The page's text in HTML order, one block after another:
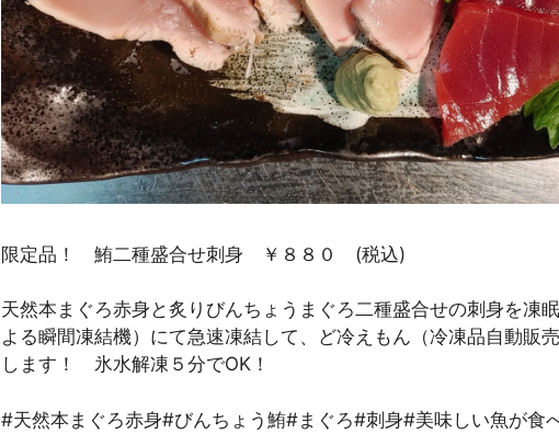
限定品！ 鮪二種盛合せ刺身 ￥８８０ (税込)
天然本まぐろ赤身と炙りびんちょうまぐろ二種盛合せの刺身を凍
よる瞬間凍結機）にて急速凍結して、ど冷えもん（冷凍品自動販
します！ 氷水解凍５分でOK！
#天然本まぐろ赤身#びんちょう鮪#まぐろ#刺身#美味しい魚が食